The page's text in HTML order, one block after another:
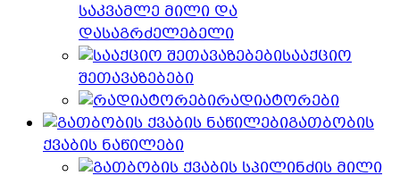
საკვამლე მილი და
დასაგრძელებელი
სააქციო
შეთავაზებები
რადიატორები
გათბობის
ქვაბის ნაწილები